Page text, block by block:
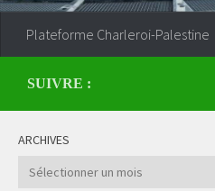
Plateforme Charleroi-Palestine
SUIVRE :
ARCHIVES
Archives